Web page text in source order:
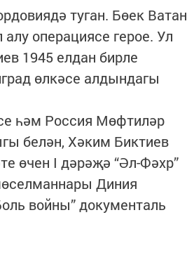
туган. Бөек Ватан
операциясе герое. Ул
1945 елдан бирле
өлкәсе алдындагы
һәм Россия Мөфтиләр
белән, Хәким Биктиев
өчен I дәрәҗә “Әл-Фәхр”
Диния
войны” документаль